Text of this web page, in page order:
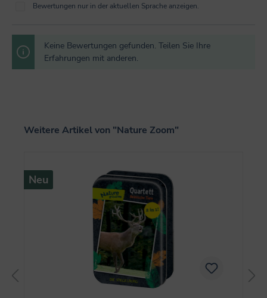
Bewertungen nur in der aktuellen Sprache anzeigen.
Keine Bewertungen gefunden. Teilen Sie Ihre
Erfahrungen mit anderen.
Produktgalerie überspringen
Weitere Artikel von "Nature Zoom"
Neu